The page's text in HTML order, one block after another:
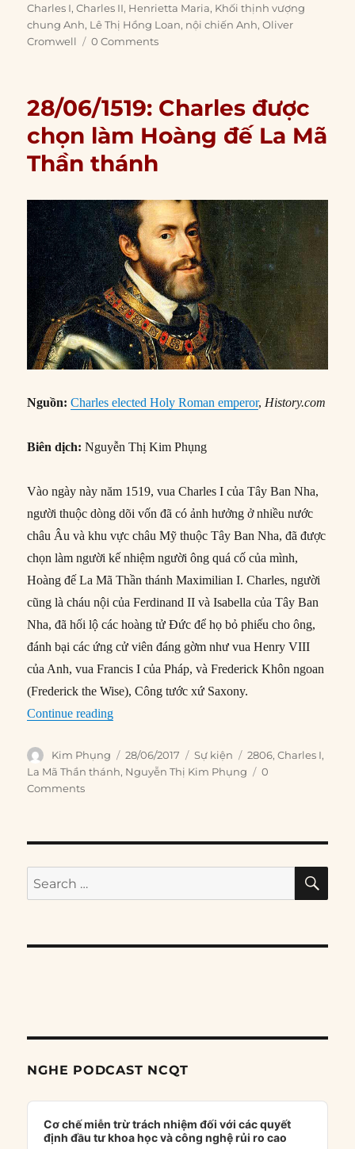
on
Charles I,Charles II, Henrietta Maria, Khối thịnh vượng
chung Anh, Lê Thị Hồng Loan, nội chiến Anh,Oliver
Cromwell
0 Comments
28/06/1519: Charles được
chọn làm Hoàng đế La Mã
Thần thánh
Nguồn: Charles elected Holy Roman emperor, History.com
Biên dịch: Nguyễn Thị Kim Phụng
Vào ngày này năm 1519, vua Charles I của Tây Ban Nha,
người thuộc dòng dõi vốn đã có ảnh hưởng ở nhiều nước
châu Âu và khu vực châu Mỹ thuộc Tây Ban Nha, đã được
chọn làm người kế nhiệm người ông quá cố của mình,
Hoàng đế La Mã Thần thánh Maximilian I. Charles, người
cũng là cháu nội của Ferdinand II và Isabella của Tây Ban
Nha, đã hối lộ các hoàng tử Đức để họ bỏ phiếu cho ông,
đánh bại các ứng cử viên đáng gờm như vua Henry VIII
của Anh, vua Francis I của Pháp, và Frederick Khôn ngoan
(Frederick the Wise), Công tước xứ Saxony.
Continue reading“28/06/1519: Charles được chọn làm Hoàng đế
Author
Kim Phụng
Posted
on
28/06/2017 Categories
Sự kiện Tags
2806,Charles I,
La Mã Thần thánh, Nguyễn Thị Kim Phụng
0
Comments
Search
for:
NGHE PODCAST NCQT
Audio
Player
Cơ chế miễn trừ trách nhiệm đối với các quyết
định đầu tư khoa học và công nghệ rủi ro cao